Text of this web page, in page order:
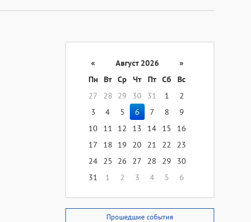
« Август 2026
»
Пн
Вт Ср Чт Пт Сб
Вс
27
28 29 30 31 1
2
3
4 5 6 7 8
9
10
11 12 13 14 15
16
17
18 19 20 21 22
23
24 25 26 27 28 29
30
31
1 2 3 4 5 6
Прошедшие события